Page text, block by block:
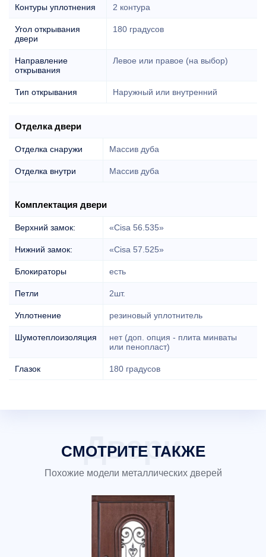
Контуры уплотнения 2 контура
Угол открывания
двери
180 градусов
Направление
открывания
Левое или правое (на выбор)
Тип открывания Наружный или внутренний
Отделка двери
Отделка снаружи Массив дуба
Отделка внутри Массив дуба
Комплектация двери
Верхний замок: «Cisa 56.535»
Нижний замок: «Cisa 57.525»
Блокираторы есть
Петли 2шт.
Уплотнение резиновый уплотнитель
Шумотеплоизоляция
нет (доп. опция - плита минваты
или пенопласт)
Глазок 180 градусов
СМОТРИТЕ ТАКЖЕ
Похожие модели металлических дверей